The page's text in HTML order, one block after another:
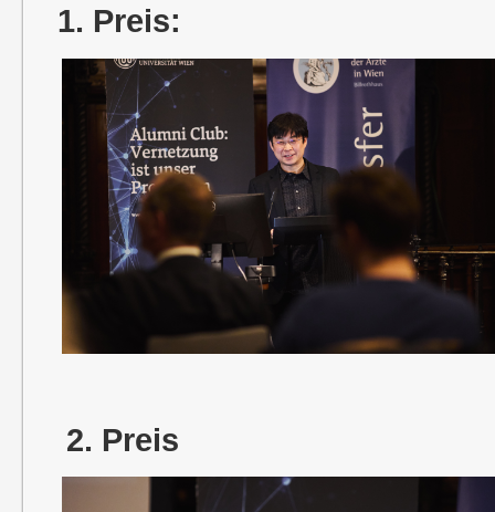
1. Preis:
2. Preis